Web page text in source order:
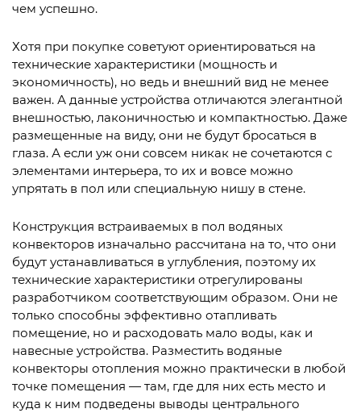
чем успешно.
Хотя при покупке советуют ориентироваться на
технические характеристики (мощность и
экономичность), но ведь и внешний вид не менее
важен. А данные устройства отличаются элегантной
внешностью, лаконичностью и компактностью. Даже
размещенные на виду, они не будут бросаться в
глаза. А если уж они совсем никак не сочетаются с
элементами интерьера, то их и вовсе можно
упрятать в пол или специальную нишу в стене.
Конструкция встраиваемых в пол водяных
конвекторов изначально рассчитана на то, что они
будут устанавливаться в углубления, поэтому их
технические характеристики отрегулированы
разработчиком соответствующим образом. Они не
только способны эффективно отапливать
помещение, но и расходовать мало воды, как и
навесные устройства. Разместить водяные
конвекторы отопления можно практически в любой
точке помещения — там, где для них есть место и
куда к ним подведены выводы центрального